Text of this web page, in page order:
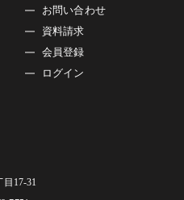
お問い合わせ
資料請求
会員登録
ログイン
17-31